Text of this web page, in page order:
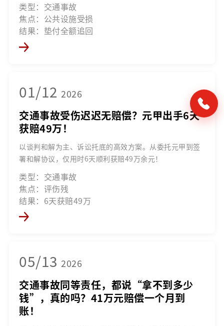
类型：交通事故
焦点：公共设施受损
结果：垫付全额追回
01/12 2026
交通事故受伤迟迟无赔偿？元甲出手6天
获赔49万！
以谈判和解为主、诉讼托底的高效方案。从委托元甲到签
署和解协议，仅用时6天顺利获赔49万余元！
类型：交通事故
焦点：评伤残
结果：6天获赔49万
05/13 2026
交通事故同等责任，都说“拿不到多少
钱”，真的吗？41万元赔偿一个月到
账！